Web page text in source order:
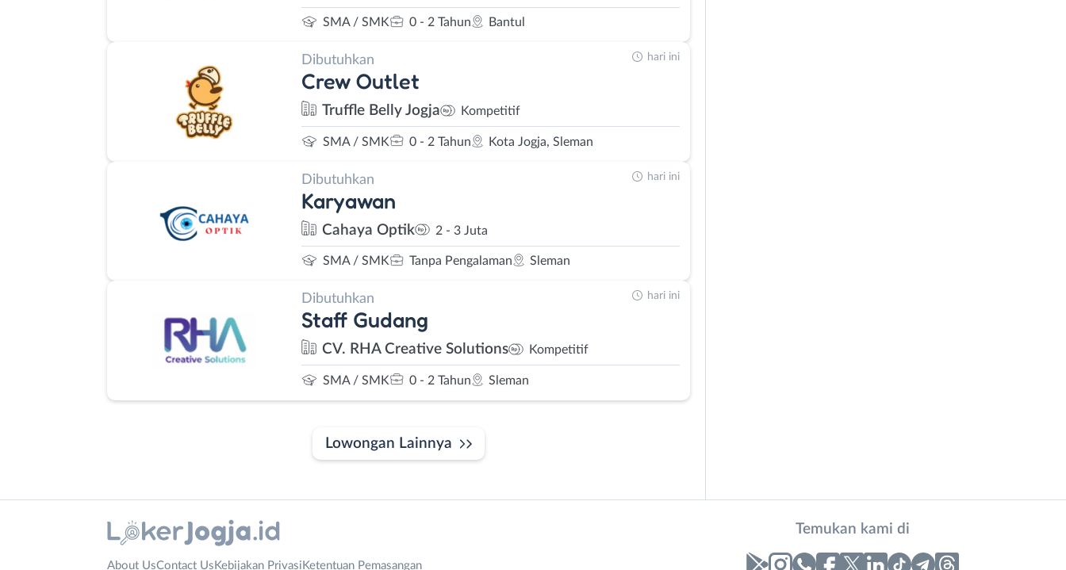
SMA / SMK 0 - 2 Tahun Bantul
Dibutuhkan
Crew Outlet
Truffle Belly Jogja Kompetitif
SMA / SMK 0 - 2 Tahun Kota Jogja, Sleman
hari ini
Dibutuhkan
Karyawan
Cahaya Optik 2 - 3 Juta
SMA / SMK Tanpa Pengalaman Sleman
hari ini
Dibutuhkan
Staff Gudang
CV. RHA Creative Solutions Kompetitif
SMA / SMK 0 - 2 Tahun Sleman
hari ini
Lowongan Lainnya
About UsContact Us Kebijakan Privasi Ketentuan Pemasangan
Temukan kami di